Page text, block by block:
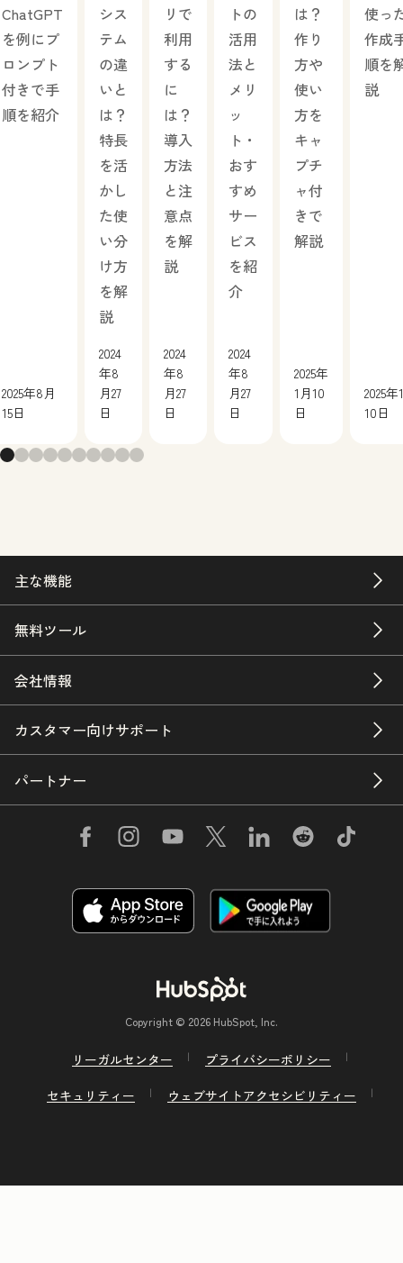
ChatGPT
を例にプ
ロンプト
付きで手
順を紹介
2025年8月
15日
シス
テム
の違
いと
は？
特長
を活
かし
た使
い分
け方
を解
説
2024
年8
月27
日
リで
利用
する
に
は？
導入
方法
と注
意点
を解
説
2024
年8
月27
日
トの
活用
法と
メリ
ッ
ト・
おす
すめ
サー
ビス
を紹
介
2024
年8
月27
日
は？
作り
方や
使い
方を
キャ
プチ
ャ付
きで
解説
2025年
1月10
日
使っ
作成
順を
説
2025年
10日
主な機能
無料ツール
会社情報
カスタマー向けサポート
パートナー
Copyright © 2026 HubSpot, Inc.
リーガルセンター
プライバシーポリシー
セキュリティー
ウェブサイトアクセシビリティー